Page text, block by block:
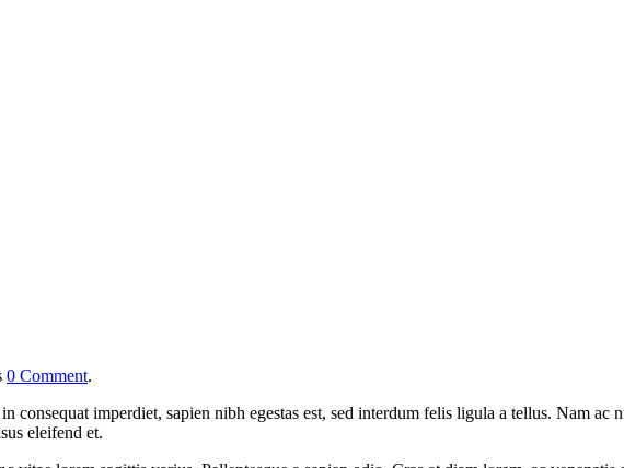
0 Comment.
imperdiet, sapien nibh egestas est, sed interdum felis ligula a tellus. Nam ac
eleifend et.